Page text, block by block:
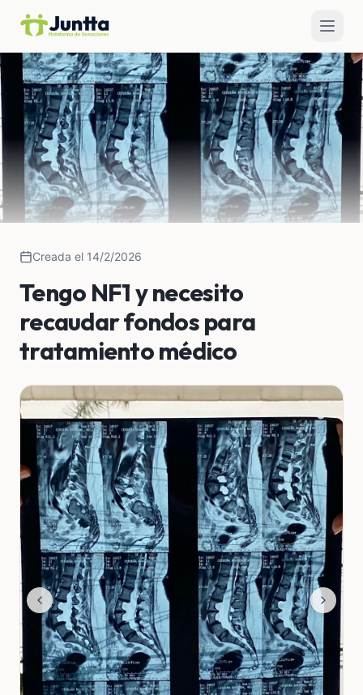
Creada el 14/2/2026
Tengo NF1 y necesito
recaudar fondos para
tratamiento médico